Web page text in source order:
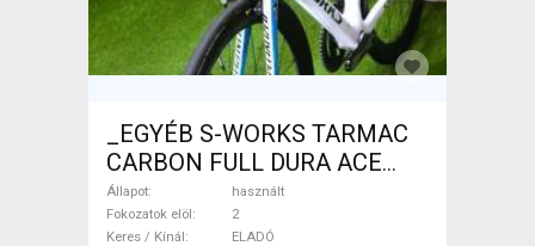
_EGYÉB S-WORKS TARMAC
CARBON FULL DURA ACE
Országúti használt ELADÓ
Állapot
használt
Fokozatok elöl
2
Keres / Kínál
ELADÓ